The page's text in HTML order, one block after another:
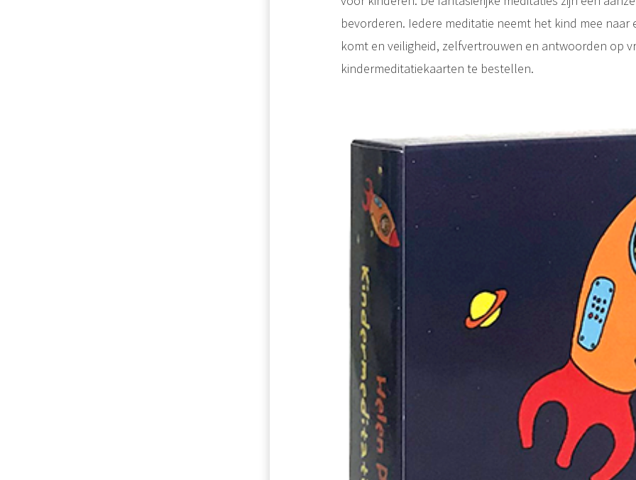
bevorderen. Iedere meditatie neemt het kind mee
komt en veiligheid, zelfvertrouwen en antwoorden op
kindermeditatiekaarten te bestellen.